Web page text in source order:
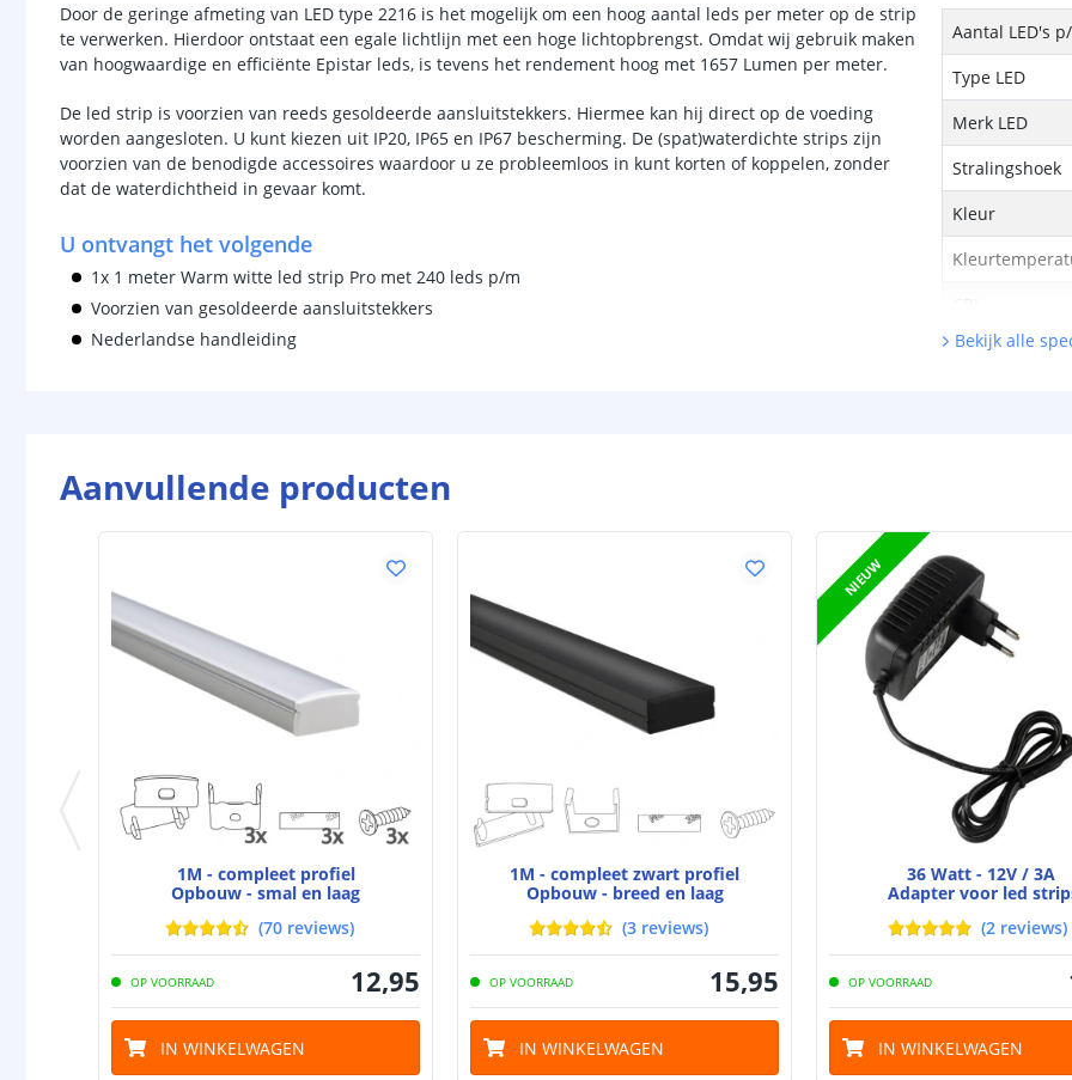
Door de geringe afmeting van LED type 2216 is het mogelijk om een hoog aantal leds per meter op de strip
te verwerken. Hierdoor ontstaat een egale lichtlijn met een hoge lichtopbrengst. Omdat wij gebruik maken
van hoogwaardige en efficiënte Epistar leds, is tevens het rendement hoog met 1657 Lumen per meter.
De led strip is voorzien van reeds gesoldeerde aansluitstekkers. Hiermee kan hij direct op de voeding
worden aangesloten. U kunt kiezen uit IP20, IP65 en IP67 bescherming. De (spat)waterdichte strips zijn
voorzien van de benodigde accessoires waardoor u ze probleemloos in kunt korten of koppelen, zonder
dat de waterdichtheid in gevaar komt.
U ontvangt het volgende
1x 1 meter Warm witte led strip Pro met 240 leds p/m
Voorzien van gesoldeerde aansluitstekkers
Nederlandse handleiding
Aantal LED's
Type LED
Merk LED
Stralingshoek
Kleur
Aantal
Watt per LED
Voltage (DC)
Strip
Bescherming
Materiaal
bescherming
Plakstrip
Breedte led
Bekijk alle
Aanvullende producten
1M - compleet profiel
Opbouw - smal en laag
(70 reviews)
OP VOORRAAD 12,95
IN WINKELWAGEN
1M - compleet zwart profiel
Opbouw - breed en laag
(3 reviews)
OP VOORRAAD 15,95
IN WINKELWAGEN
NIEUW
36 Watt - 12V / 3A
Adapter voor led
(2 reviews)
OP VOORRAAD
IN WINKELWAGEN